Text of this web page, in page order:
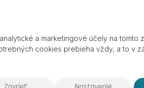
a marketingové účely na tomto
cookies prebieha vždy, a to v